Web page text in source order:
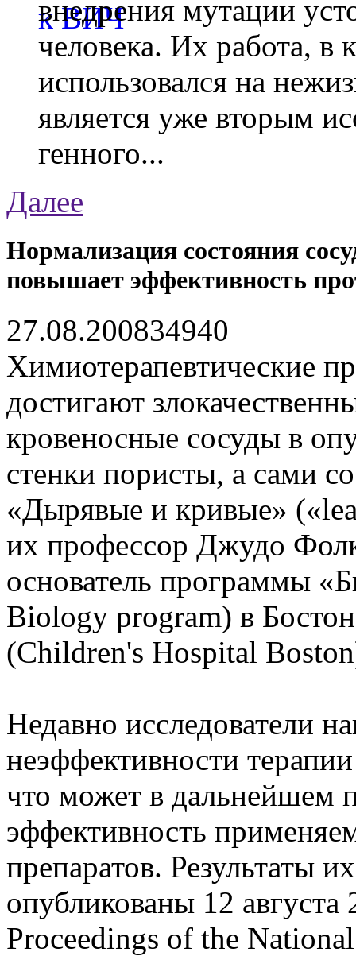
внедрения мутации
человека. Их работа, в
использовался на
является уже вторым
генного...
Далее
Нормализация состояния
повышает эффективность
27.08.200834940
Химиотерапевтические
достигают
кровеносные сосуды в
стенки пористы, а сами
«Дырявые и кривые»
их профессор Джудо
основатель программы
Biology program) в
(Children's Hospital
Недавно исследователи
неэффективности
что может в дальнейшем
эффективность
препаратов. Результаты
опубликованы 12 августа
Proceedings of the